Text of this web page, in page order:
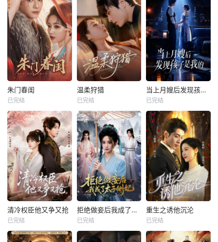
朱门春闺
已完结
温柔狩猎
已完结
当上月嫂后发现孩子是我的
已完结
清冷权臣他又争又抢
已完结
拒绝做妾后我成了太子侧妃
已完结
重生之诱他沉沦
已完结